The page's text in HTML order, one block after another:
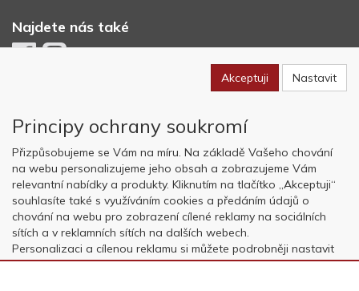
Najdete nás také
Copyright © OK AVIATION Base, s.r.o. 2022, powered byABRA E-
shop
Akceptuji Nastavit
Principy ochrany soukromí
Přizpůsobujeme se Vám na míru. Na základě Vašeho chování
na webu personalizujeme jeho obsah a zobrazujeme Vám
relevantní nabídky a produkty. Kliknutím na tlačítko „Akceptuji“
souhlasíte také s využíváním cookies a předáním údajů o
chování na webu pro zobrazení cílené reklamy na sociálních
sítích a v reklamních sítích na dalších webech.
Personalizaci a cílenou reklamu si můžete podrobněji nastavit
nebo kdykoli vypnout po kliknutí na tlačítko „Nastavit“.